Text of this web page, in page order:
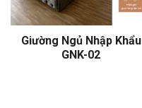
Giường Ngủ Nhập Khẩu
GNK-02